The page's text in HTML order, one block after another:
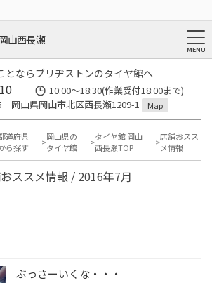
山西長瀬
とならブリヂストンのタイヤ館へ
10:00〜18:30(作業受付18:00まで)
岡山県岡山市北区西長瀬1209-1
Map
道府県
ら探す
岡山県の
タイヤ館
タイヤ館 岡山
西長瀬TOP
店舗おスス
メ情報
ススメ情報 / 2016年7月
ぶっさーいくな・・・